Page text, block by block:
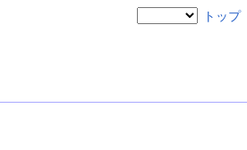
トップ